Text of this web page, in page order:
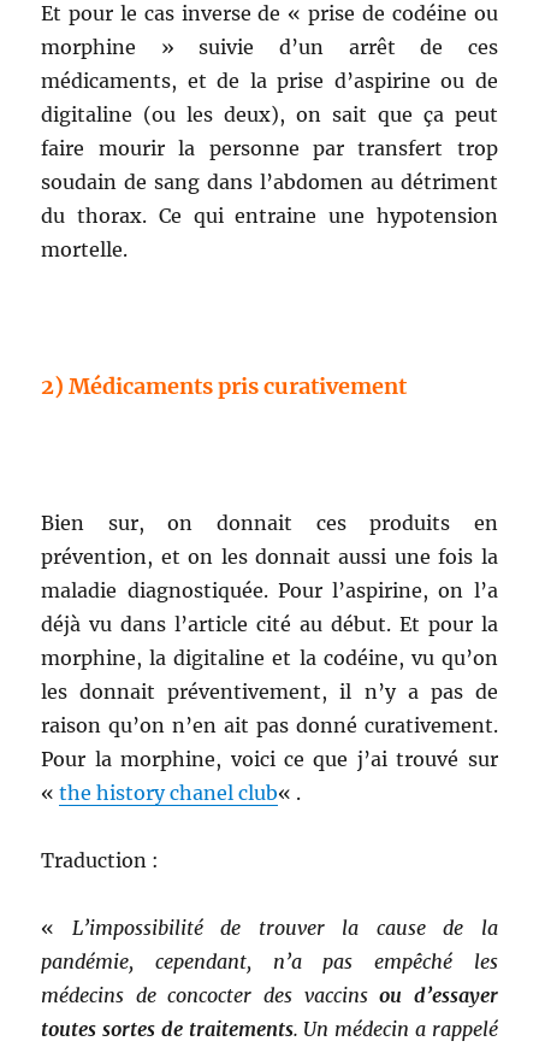
Et pour le cas inverse de « prise de codéine ou
morphine » suivie d’un arrêt de ces
médicaments, et de la prise d’aspirine ou de
digitaline (ou les deux), on sait que ça peut
faire mourir la personne par transfert trop
soudain de sang dans l’abdomen au détriment
du thorax. Ce qui entraine une hypotension
mortelle.
2) Médicaments pris curativement
Bien sur, on donnait ces produits en
prévention, et on les donnait aussi une fois la
maladie diagnostiquée. Pour l’aspirine, on l’a
déjà vu dans l’article cité au début. Et pour la
morphine, la digitaline et la codéine, vu qu’on
les donnait préventivement, il n’y a pas de
raison qu’on n’en ait pas donné curativement.
Pour la morphine, voici ce que j’ai trouvé sur
«the history chanel club« .
Traduction :
« L’impossibilité de trouver la cause de la
pandémie, cependant, n’a pas empêché les
médecins de concocter des vaccinsou d’essayer
toutes sortes de traitements. Un médecin a rappelé